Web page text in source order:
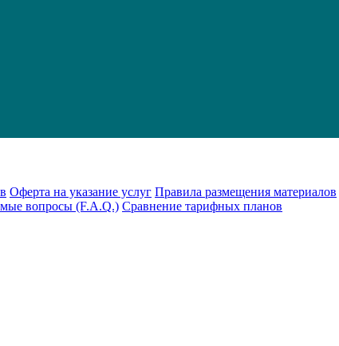
Оферта на указание услуг Правила размещения материалов
вопросы (F.A.Q.) Cравнение тарифных планов